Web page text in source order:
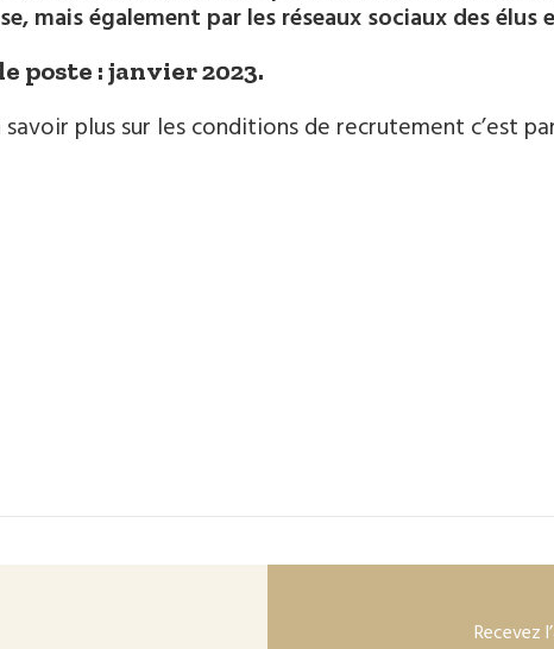
mais également par les réseaux sociaux des
poste : janvier 2023.
savoir plus sur les conditions de recrutement c’est
Recevez